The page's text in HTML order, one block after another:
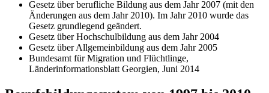
Gesetz über berufliche Bildung aus dem Jahr 2007 (mit den
Änderungen aus dem Jahr 2010). Im Jahr 2010 wurde das
Gesetz grundlegend geändert.
Gesetz über Hochschulbildung aus dem Jahr 2004
Gesetz über Allgemeinbildung aus dem Jahr 2005
Bundesamt für Migration und Flüchtlinge,
Länderinformationsblatt Georgien, Juni 2014